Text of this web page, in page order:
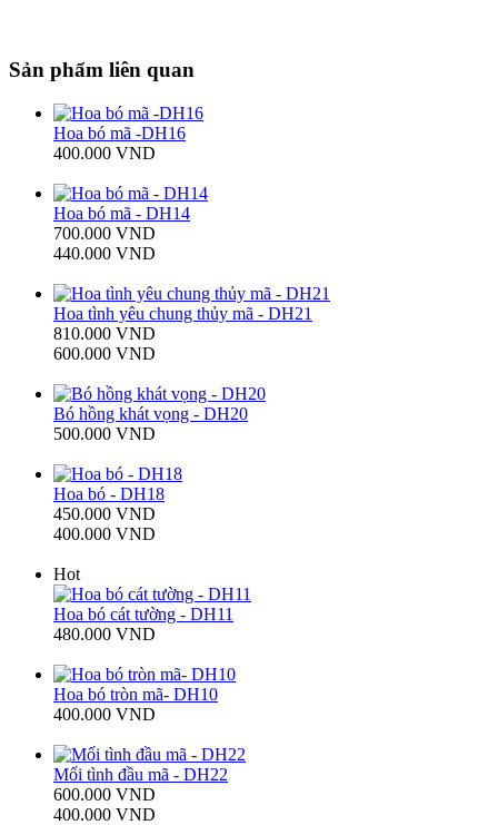
Sản phẩm liên quan
Hoa bó mã -DH16
400.000 VND
Hoa bó mã - DH14
700.000 VND
440.000 VND
Hoa tình yêu chung thủy mã - DH21
810.000 VND
600.000 VND
Bó hồng khát vọng - DH20
500.000 VND
Hoa bó - DH18
450.000 VND
400.000 VND
Hot
Hoa bó cát tường - DH11
480.000 VND
Hoa bó tròn mã- DH10
400.000 VND
Mối tình đầu mã - DH22
600.000 VND
400.000 VND